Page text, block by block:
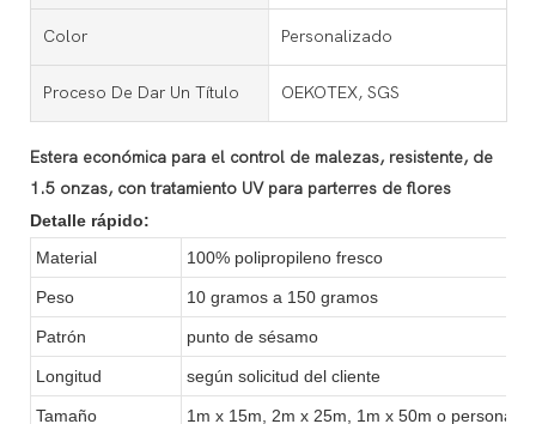
Color Personalizado
Proceso De Dar Un Título OEKOTEX, SGS
Estera económica para el control de malezas, resistente, de
1.5 onzas, con tratamiento UV para parterres de flores
Detalle rápido:
Material
100% polipropileno fresco
Peso 10 gramos a 150 gramos
Patrón punto de sésamo
Longitud según solicitud del cliente
Tamaño 1m x 15m, 2m x 25m, 1m x 50m o